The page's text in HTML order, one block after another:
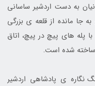
به دست اردشیر ساسانی
جا مانده از قلعه ی بزرگی
پله های پیچ در پیچ، اتاق
ساخته شده است.
نگاره ی پادشاهی اردشیر